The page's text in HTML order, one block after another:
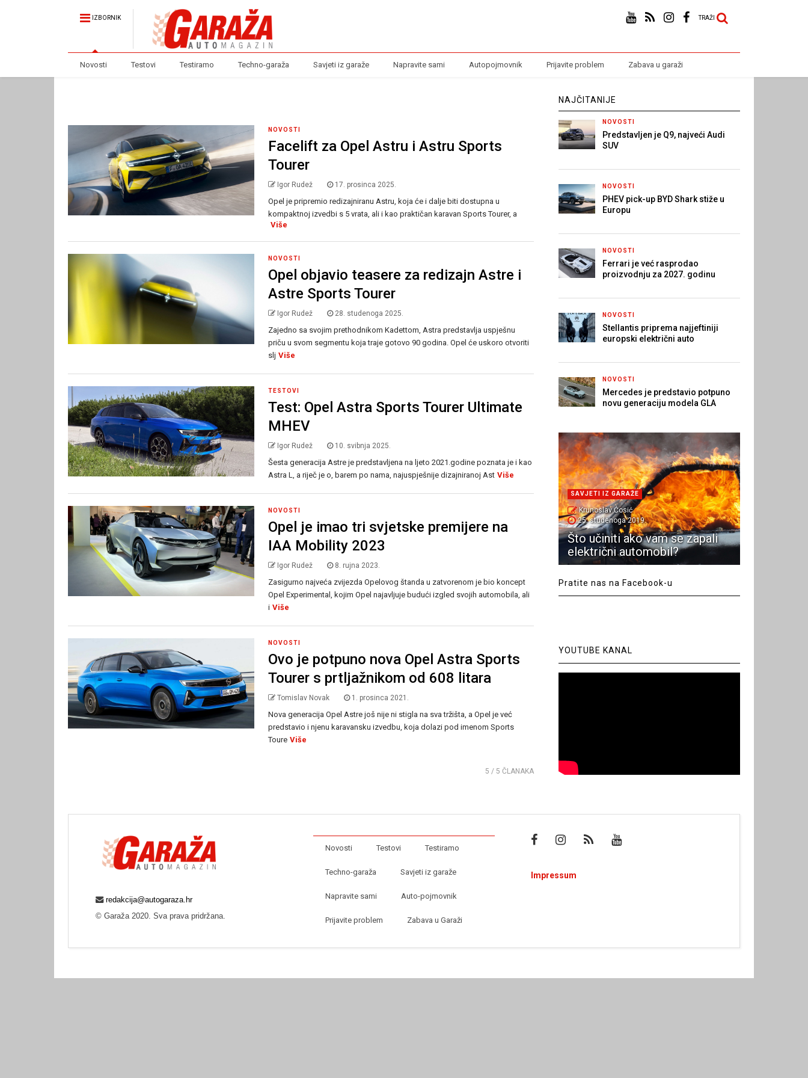
IZBORNIK TRAŽI
Novosti Testovi Testiramo Techno-garaža Savjeti iz garaže Napravite sami Autopojmovnik Prijavite problem Zabava u garaži
NOVOSTI
Facelift za Opel Astru i Astru Sports
Tourer
Igor Rudež 17. prosinca 2025.
Opel je pripremio redizajniranu Astru, koja će i dalje biti dostupna u
kompaktnoj izvedbi s 5 vrata, ali i kao praktičan karavan Sports Tourer, a
Više
NOVOSTI
Opel objavio teasere za redizajn Astre i
Astre Sports Tourer
Igor Rudež 28. studenoga 2025.
Zajedno sa svojim prethodnikom Kadettom, Astra predstavlja uspješnu
priču u svom segmentu koja traje gotovo 90 godina. Opel će uskoro otvoriti
slj Više
TESTOVI
Test: Opel Astra Sports Tourer Ultimate
MHEV
Igor Rudež 10. svibnja 2025.
Šesta generacija Astre je predstavljena na ljeto 2021.godine poznata je i kao
Astra L, a riječ je o, barem po nama, najuspješnije dizajniranoj Ast Više
NOVOSTI
Opel je imao tri svjetske premijere na
IAA Mobility 2023
Igor Rudež 8. rujna 2023.
Zasigurno najveća zvijezda Opelovog štanda u zatvorenom je bio koncept
Opel Experimental, kojim Opel najavljuje budući izgled svojih automobila, ali
i Više
NOVOSTI
Ovo je potpuno nova Opel Astra Sports
Tourer s prtljažnikom od 608 litara
Tomislav Novak 1. prosinca 2021.
Nova generacija Opel Astre još nije ni stigla na sva tržišta, a Opel je već
predstavio i njenu karavansku izvedbu, koja dolazi pod imenom Sports
Toure Više
5 / 5 ČLANAKA
NAJČITANIJE
NOVOSTI
Predstavljen je Q9, najveći Audi
SUV
NOVOSTI
PHEV pick-up BYD Shark stiže u
Europu
NOVOSTI
Ferrari je već rasprodao
proizvodnju za 2027. godinu
NOVOSTI
Stellantis priprema najjeftiniji
europski električni auto
NOVOSTI
Mercedes je predstavio potpuno
novu generaciju modela GLA
SAVJETI IZ GARAŽE
Krunoslav Ćosić
25. studenoga 2019.
Što učiniti ako vam se zapali
električni automobil?
Pratite nas na Facebook-u
YOUTUBE KANAL
redakcija@autogaraza.hr
© Garaža 2020. Sva prava pridržana.
Novosti Testovi Testiramo
Techno-garaža Savjeti iz garaže
Napravite sami Auto-pojmovnik
Prijavite problem Zabava u Garaži
Impressum